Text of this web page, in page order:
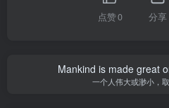
点赞0 分享
Mankind is made great
一个人伟大或渺小，